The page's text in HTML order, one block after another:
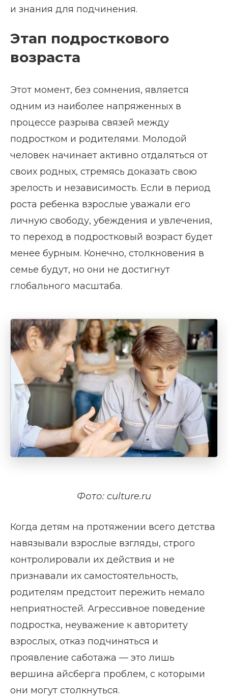
и знания для подчинения.
Этап подросткового
возраста
Этот момент, без сомнения, является
одним из наиболее напряженных в
процессе разрыва связей между
подростком и родителями. Молодой
человек начинает активно отдаляться от
своих родных, стремясь доказать свою
зрелость и независимость. Если в период
роста ребенка взрослые уважали его
личную свободу, убеждения и увлечения,
то переход в подростковый возраст будет
менее бурным. Конечно, столкновения в
семье будут, но они не достигнут
глобального масштаба.
Фото: culture.ru
Когда детям на протяжении всего детства
навязывали взрослые взгляды, строго
контролировали их действия и не
признавали их самостоятельность,
родителям предстоит пережить немало
неприятностей. Агрессивное поведение
подростка, неуважение к авторитету
взрослых, отказ подчиняться и
проявление саботажа — это лишь
вершина айсберга проблем, с которыми
они могут столкнуться.